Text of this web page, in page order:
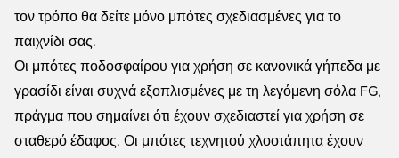
τον τρόπο θα δείτε μόνο μπότες σχεδιασμένες για το
παιχνίδι σας.
Οι μπότες ποδοσφαίρου για χρήση σε κανονικά γήπεδα με
γρασίδι είναι συχνά εξοπλισμένες με τη λεγόμενη σόλα FG,
πράγμα που σημαίνει ότι έχουν σχεδιαστεί για χρήση σε
σταθερό έδαφος. Οι μπότες τεχνητού χλοοτάπητα έχουν